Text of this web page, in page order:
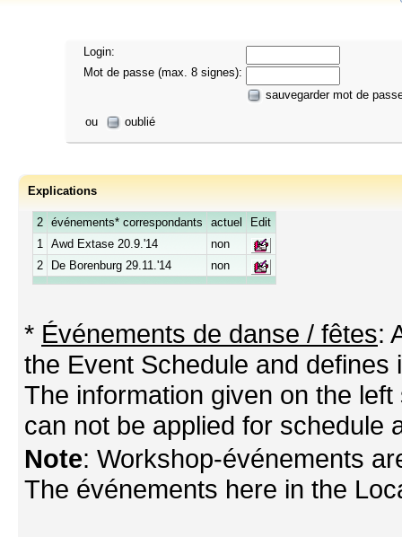
Login:
Mot de passe (max. 8 signes):
sauvegarder mot de
ou
oublié
Explications
2 événements* correspondants actuel
Edit
1 Awd Extase 20.9.'14
non
2
De Borenburg 29.11.'14 non
* Événements de danse / fêtes:
the Event Schedule and
The information given on the
can not be applied for schedule
Note: Workshop-événements
The événements here in the